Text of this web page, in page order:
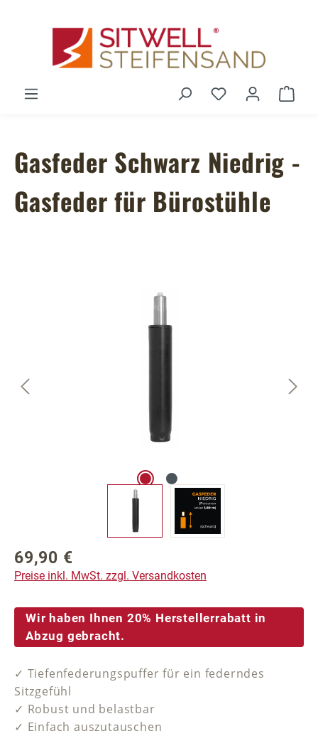
Du hast 0
Gasfeder Schwarz Niedrig -
Gasfeder für Bürostühle
Bildergalerie überspringen
Regulärer Preis:
69,90 €
Preise inkl. MwSt. zzgl. Versandkosten
Wir haben Ihnen 20% Herstellerrabatt in
Abzug gebracht.
✓ Tiefenfederungspuffer für ein federndes
Sitzgefühl
✓ Robust und belastbar
✓ Einfach auszutauschen